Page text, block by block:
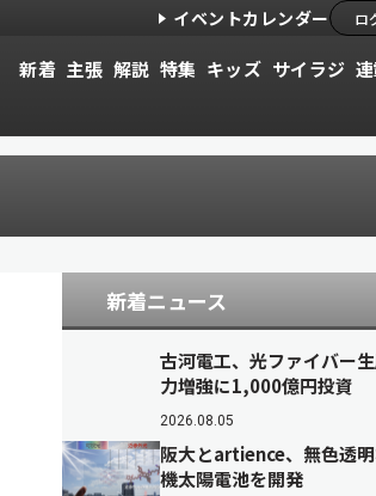
イベントカレンダー ロ
新着 主張 解説 特集 キッズ サイラジ
新着ニュース
古河電工、光ファイバー
力増強に1,000億円投資
2026.08.05
阪大とartience、無色透
機太陽電池を開発